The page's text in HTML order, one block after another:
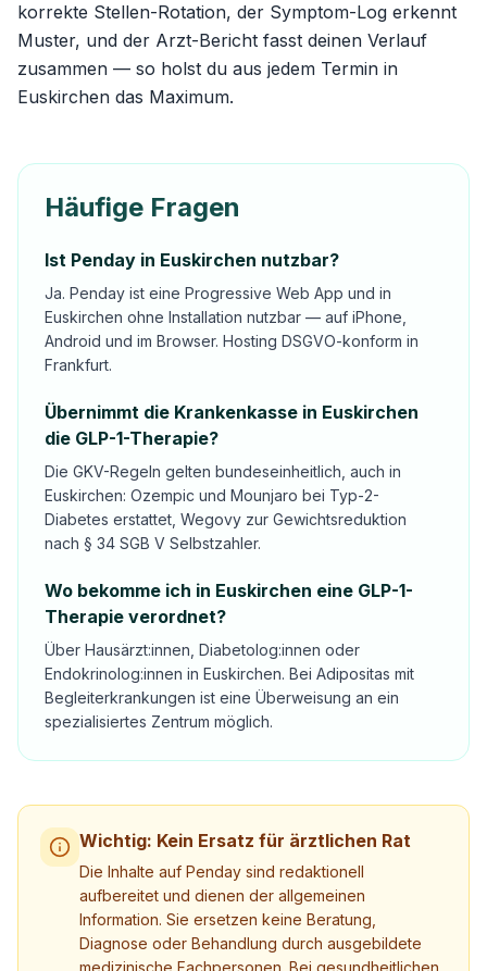
korrekte Stellen-Rotation, der Symptom-Log erkennt
Muster, und der Arzt-Bericht fasst deinen Verlauf
zusammen — so holst du aus jedem Termin in
Euskirchen das Maximum.
Häufige Fragen
Ist Penday in Euskirchen nutzbar?
Ja. Penday ist eine Progressive Web App und in
Euskirchen ohne Installation nutzbar — auf iPhone,
Android und im Browser. Hosting DSGVO-konform in
Frankfurt.
Übernimmt die Krankenkasse in Euskirchen
die GLP-1-Therapie?
Die GKV-Regeln gelten bundeseinheitlich, auch in
Euskirchen: Ozempic und Mounjaro bei Typ-2-
Diabetes erstattet, Wegovy zur Gewichtsreduktion
nach § 34 SGB V Selbstzahler.
Wo bekomme ich in Euskirchen eine GLP-1-
Therapie verordnet?
Über Hausärzt:innen, Diabetolog:innen oder
Endokrinolog:innen in Euskirchen. Bei Adipositas mit
Begleiterkrankungen ist eine Überweisung an ein
spezialisiertes Zentrum möglich.
Wichtig: Kein Ersatz für ärztlichen Rat
Die Inhalte auf Penday sind redaktionell
aufbereitet und dienen der allgemeinen
Information. Sie ersetzen keine Beratung,
Diagnose oder Behandlung durch ausgebildete
medizinische Fachpersonen. Bei gesundheitlichen